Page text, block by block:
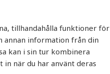
tillhandahålla funktioner för
annan information från din
kan i sin tur kombinera
när du har använt deras